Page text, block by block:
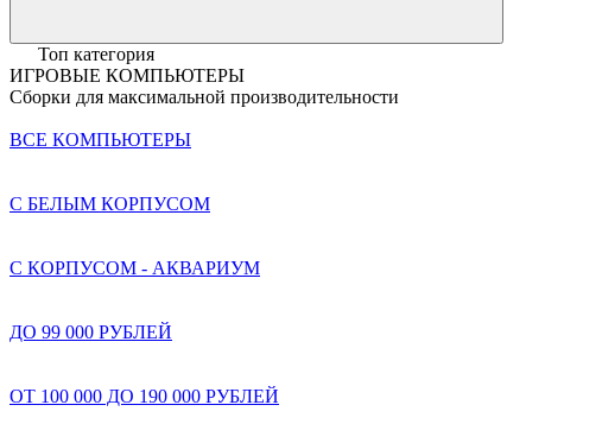
Топ категория
ИГРОВЫЕ КОМПЬЮТЕРЫ
Сборки для максимальной производительности
ВСЕ КОМПЬЮТЕРЫ
С БЕЛЫМ КОРПУСОМ
С КОРПУСОМ - АКВАРИУМ
ДО 99 000 РУБЛЕЙ
ОТ 100 000 ДО 190 000 РУБЛЕЙ